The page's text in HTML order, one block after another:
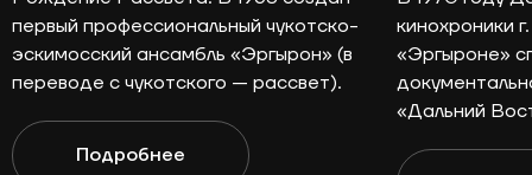
первый профессиональный чукотско-
эскимосский ансамбль «Эргырон» (в
переводе с чукотского — рассвет).
Подробнее
кинохроники
«Эргыроне»
«Дальний